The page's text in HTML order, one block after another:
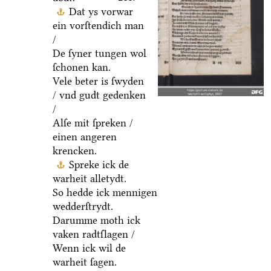
Dat ys vorwar
ein vorſtendich man
/
De ſyner tungen wol
ſchonen kan.
Vele beter is ſwyden
/ vnd gudt gedenken
/
Alſe mit ſpreken /
einen angeren
krencken.
Spreke ick de
warheit alletydt.
So hedde ick mennigen
wedderſtrydt.
Darumme moth ick
vaken radtſlagen /
Wenn ick wil de
warheit ſagen.